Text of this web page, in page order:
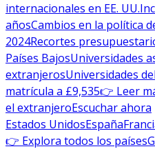
internacionales en EE. UU.
añosCambios en la política
2024Recortes
Países BajosUniversidades
extranjerosUniversidades
matrícula a £9,535👉 Leer
el extranjeroEscuchar ahora
Estados UnidosEspaña
👉 Explora todos los países